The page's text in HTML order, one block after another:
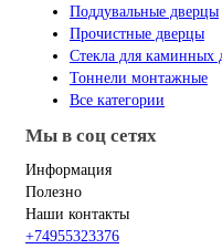
Поддувальные дверцы
Прочистные дверцы
Стекла для каминных
Тоннели монтажные
Все категории
Мы в соц сетях
Информация
Полезно
Наши контакты
+74955323376